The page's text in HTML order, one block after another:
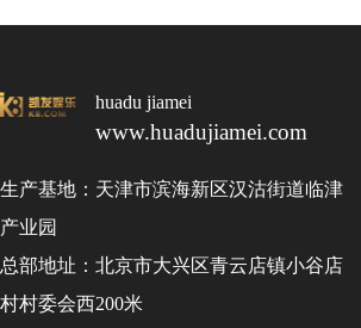
huadu jiamei
www.huadujiamei.com
生产基地：天津市滨海新区汉沽街道临津
产业园
总部地址：北京市大兴区青云店镇小谷店
村村委会西200米